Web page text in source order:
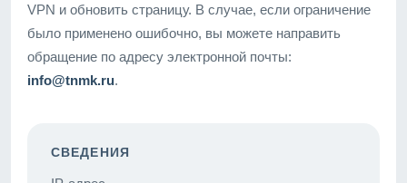
VPN и обновить страницу. В случае, если ограничение
было применено ошибочно, вы можете направить
обращение по адресу электронной почты:
info@tnmk.ru.
СВЕДЕНИЯ